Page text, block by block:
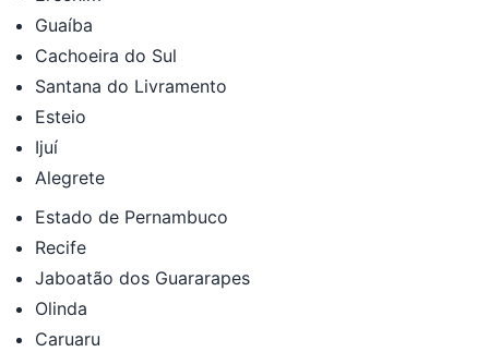
Guaíba
Cachoeira do Sul
Santana do Livramento
Esteio
Ijuí
Alegrete
Estado de Pernambuco
Recife
Jaboatão dos Guararapes
Olinda
Caruaru